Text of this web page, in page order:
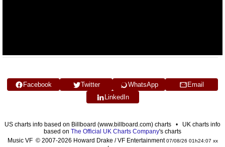
Facebook Twitter WhatsApp
Email
LinkedIn
US charts info based on Billboard (www.billboard.com) charts • UK charts info
based on The Official UK Charts Company's charts
Music VF © 2007-2026 Howard Drake / VF Entertainment07/08/26 01h24:07 xx